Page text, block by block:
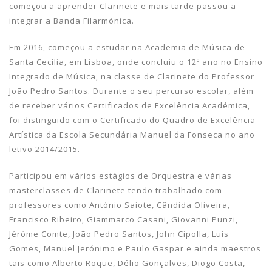
começou a aprender Clarinete e mais tarde passou a
integrar a Banda Filarmónica.
Em 2016, começou a estudar na Academia de Música de
Santa Cecília, em Lisboa, onde concluiu o 12º ano no Ensino
Integrado de Música, na classe de Clarinete do Professor
João Pedro Santos. Durante o seu percurso escolar, além
de receber vários Certificados de Excelência Académica,
foi distinguido com o Certificado do Quadro de Excelência
Artística da Escola Secundária Manuel da Fonseca no ano
letivo 2014/2015.
Participou em vários estágios de Orquestra e várias
masterclasses de Clarinete tendo trabalhado com
professores como António Saiote, Cândida Oliveira,
Francisco Ribeiro, Giammarco Casani, Giovanni Punzi,
Jérôme Comte, João Pedro Santos, John Cipolla, Luís
Gomes, Manuel Jerónimo e Paulo Gaspar e ainda maestros
tais como Alberto Roque, Délio Gonçalves, Diogo Costa,